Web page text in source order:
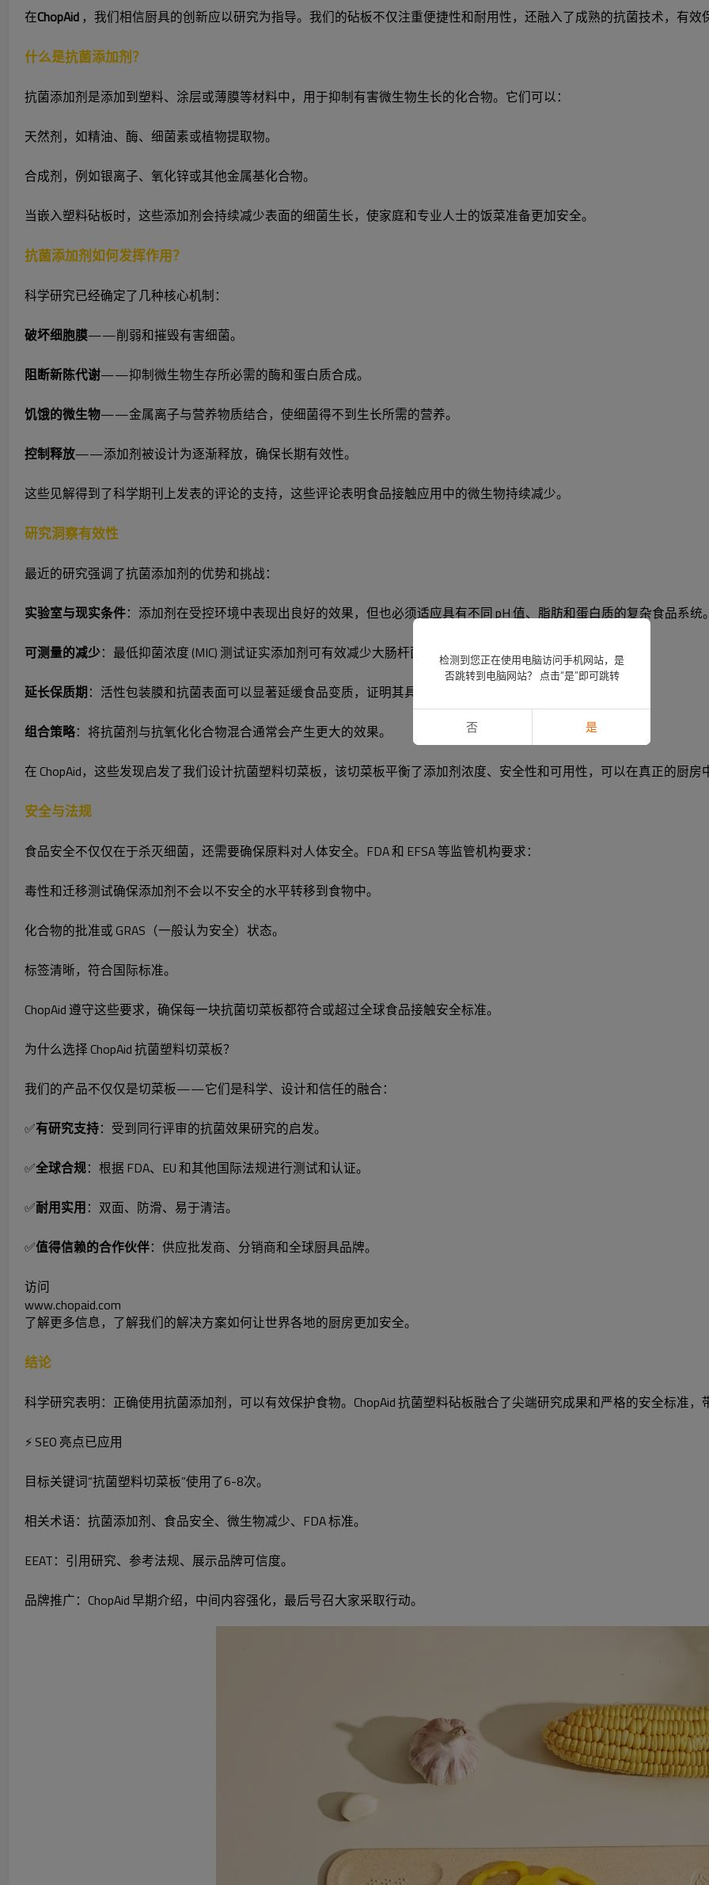
在ChopAid ，我们相信厨具的创新应以研究为指导。我们的砧板不仅注重便捷性和耐用性，还融入了成熟的抗菌技术，有效
什么是抗菌添加剂？
抗菌添加剂是添加到塑料、涂层或薄膜等材料中，用于抑制有害微生物生长的化合物。它们可以：
天然剂，如精油、酶、细菌素或植物提取物。
合成剂，例如银离子、氧化锌或其他金属基化合物。
当嵌入塑料砧板时，这些添加剂会持续减少表面的细菌生长，使家庭和专业人士的饭菜准备更加安全。
抗菌添加剂如何发挥作用？
科学研究已经确定了几种核心机制：
破坏细胞膜——削弱和摧毁有害细菌。
阻断新陈代谢——抑制微生物生存所必需的酶和蛋白质合成。
饥饿的微生物——金属离子与营养物质结合，使细菌得不到生长所需的营养。
控制释放——添加剂被设计为逐渐释放，确保长期有效性。
这些见解得到了科学期刊上发表的评论的支持，这些评论表明食品接触应用中的微生物持续减少。
研究洞察有效性
最近的研究强调了抗菌添加剂的优势和挑战：
实验室与现实条件：添加剂在受控环境中表现出良好的效果，但也必须适应具有不同 pH 值、脂肪和蛋白质的复杂食品系统。
可测量的减少：最低抑菌浓度 (MIC) 测试证实添加剂可有效减少大肠杆菌和沙门氏菌等常见病原体。
延长保质期：活性包装膜和抗菌表面可以显著延缓食品变质，证明其具有超越理论的实际效益。
组合策略：将抗菌剂与抗氧化化合物混合通常会产生更大的效果。
在 ChopAid，这些发现启发了我们设计抗菌塑料切菜板，该切菜板平衡了添加剂浓度、安全性和可用性，可以在真正的厨
安全与法规
食品安全不仅仅在于杀灭细菌，还需要确保原料对人体安全。FDA 和 EFSA 等监管机构要求：
毒性和迁移测试确保添加剂不会以不安全的水平转移到食物中。
化合物的批准或 GRAS（一般认为安全）状态。
标签清晰，符合国际标准。
ChopAid 遵守这些要求，确保每一块抗菌切菜板都符合或超过全球食品接触安全标准。
为什么选择 ChopAid 抗菌塑料切菜板？
我们的产品不仅仅是切菜板——它们是科学、设计和信任的融合：
✅有研究支持：受到同行评审的抗菌效果研究的启发。
✅全球合规：根据 FDA、EU 和其他国际法规进行测试和认证。
✅耐用实用：双面、防滑、易于清洁。
✅值得信赖的合作伙伴：供应批发商、分销商和全球厨具品牌。
访问
www.chopaid.com
了解更多信息，了解我们的解决方案如何让世界各地的厨房更加安全。
结论
科学研究表明：正确使用抗菌添加剂，可以有效保护食物。ChopAid 抗菌塑料砧板融合了尖端研究成果和严格的安全标准，
⚡ SEO 亮点已应用
目标关键词“抗菌塑料切菜板”使用了6-8次。
相关术语：抗菌添加剂、食品安全、微生物减少、FDA 标准。
EEAT：引用研究、参考法规、展示品牌可信度。
品牌推广：ChopAid 早期介绍，中间内容强化，最后号召大家采取行动。
检测到您正在使用电脑访问手机网站，是
否跳转到电脑网站？ 点击“是”即可跳转
否 是